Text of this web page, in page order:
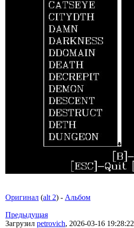
Оригинал (alt 2) - Альбом
Предыдущая
Загрузил petrovich, 2026-03-16 19:28:22